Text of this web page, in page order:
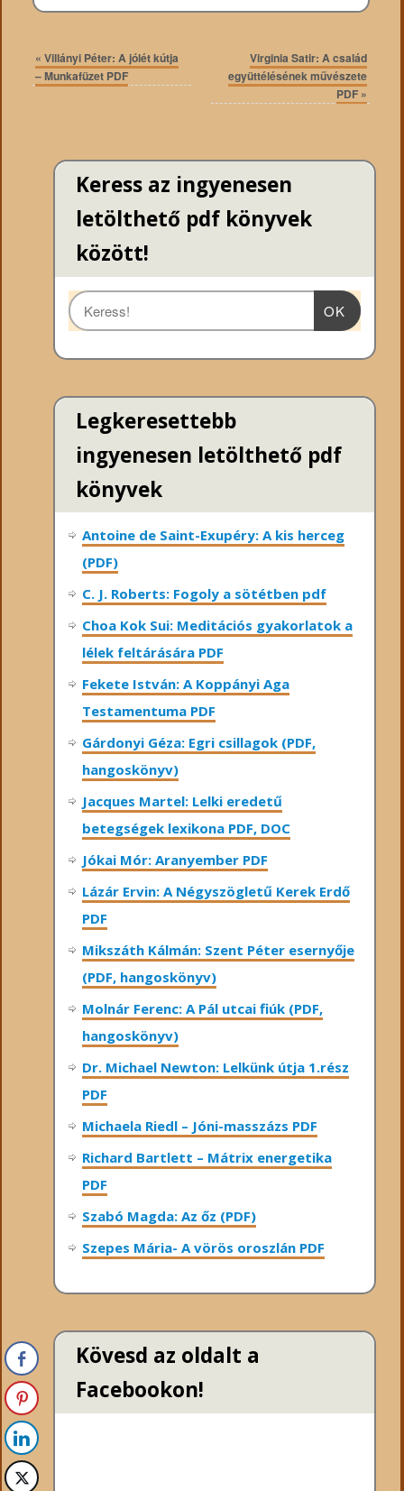
« Villányi Péter: A jólét kútja
– Munkafüzet PDF
Virginia Satir: A család
együttélésének művészete
PDF »
Keress az ingyenesen
letölthető pdf könyvek
között!
OK
Legkeresettebb
ingyenesen letölthető pdf
könyvek
Antoine de Saint-Exupéry: A kis herceg
(PDF)
C. J. Roberts: Fogoly a sötétben pdf
Choa Kok Sui: Meditációs gyakorlatok a
lélek feltárására PDF
Fekete István: A Koppányi Aga
Testamentuma PDF
Gárdonyi Géza: Egri csillagok (PDF,
hangoskönyv)
Jacques Martel: Lelki eredetű
betegségek lexikona PDF, DOC
Jókai Mór: Aranyember PDF
Lázár Ervin: A Négyszögletű Kerek Erdő
PDF
Mikszáth Kálmán: Szent Péter esernyője
(PDF, hangoskönyv)
Molnár Ferenc: A Pál utcai fiúk (PDF,
hangoskönyv)
Dr. Michael Newton: Lelkünk útja 1.rész
PDF
Michaela Riedl – Jóni-masszázs PDF
Richard Bartlett – Mátrix energetika
PDF
Szabó Magda: Az őz (PDF)
Szepes Mária- A vörös oroszlán PDF
Kövesd az oldalt a
Facebookon!